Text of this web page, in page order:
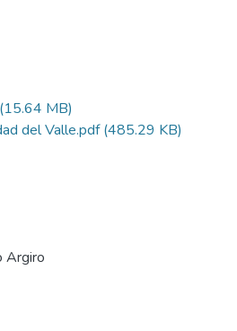
MB)
del Valle.pdf(485.29 KB)
Argiro